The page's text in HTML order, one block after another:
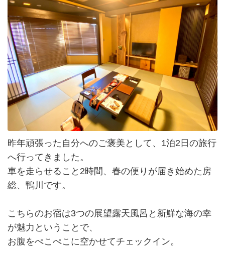
昨年頑張った自分へのご褒美として、1泊2日の旅行
へ行ってきました。
車を走らせること2時間、春の便りが届き始めた房
総、鴨川です。
こちらのお宿は3つの展望露天風呂と新鮮な海の幸
が魅力ということで、
お腹をぺこぺこに空かせてチェックイン。